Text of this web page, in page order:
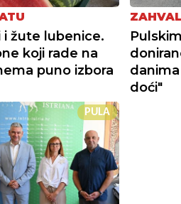
i žute lubenice.
koji rade na
puno izbora
doći"
PULA